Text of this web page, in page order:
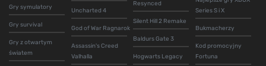
Gry symulatory
Gry survival
Gry z otwartym
światem
Uncharted 4
God of War Ragnarok
Assassin's Creed
Valhalla
Resynced
Silent Hill 2 Remake
Baldurs Gate 3
Hogwarts Legacy
Series S i X
Bukmacherzy
Kod promocyjny
Fortuna